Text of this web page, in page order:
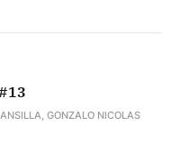
GONZALO NICOLAS